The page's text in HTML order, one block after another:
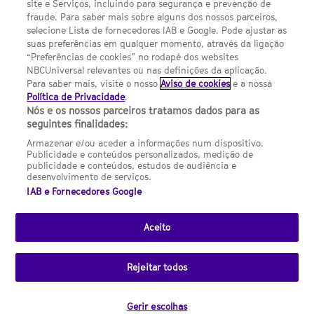
FILMES
UMA DIVISÃO DA NBCUNIVERSAL
Contact us by email: contact.SYFYPortugal@ncbuni.com
NBC Universal Global Networks España S.L.U. is wholly owned
by Universal Studios International BV
NBC Universal Global Networks, S.L.U. Paseo de la Castellana,
95. Planta 10 Edificio Torre Europa 28046 Madrid B-82227893
SYFY Portugal is subject to Spanish jurisdiction and regulated
(CNMC).
Channel
SCI FI Slovenija SCI FI Србија SYFY España SYFY France
SYFY
Portugal
SYFY USA
reserved.
site e Serviços, incluindo para segurança e prevenção de
fraude. Para saber mais sobre alguns dos nossos parceiros,
selecione Lista de fornecedores IAB e Google. Pode ajustar as
suas preferências em qualquer momento, através da ligação
“Preferências de cookies” no rodapé dos websites
NBCUniversal relevantes ou nas definições da aplicação.
Para saber mais, visite o nossoAviso de cookies e a nossa
Política de Privacidade.
Nós e os nossos parceiros tratamos dados para as
seguintes finalidades:
Armazenar e/ou aceder a informações num dispositivo.
Publicidade e conteúdos personalizados, medição de
publicidade e conteúdos, estudos de audiência e
desenvolvimento de serviços.
IAB e Fornecedores Google
Aceito
Rejeitar todos
Gerir escolhas